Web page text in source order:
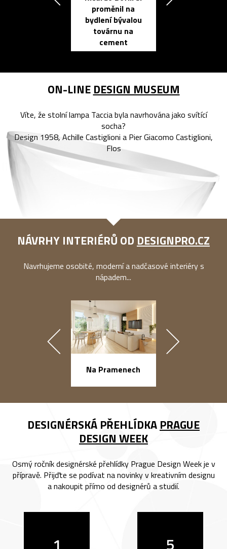
proměnil na
bydlení bývalou
továrnu na
cement
ON-LINE DESIGN MUSEUM
Víte, že stolní lampa Taccia byla navrhována jako svítící
socha?
Design 1958, Achille Castiglioni a Pier Giacomo Castiglioni,
Flos
NÁVRHY INTERIÉRŮ OD DESIGNPRO.CZ
Navrhujeme osobité, moderní a nadčasové interiéry s
nápadem...
Na Pramenech
DESIGNÉRSKÁ PŘEHLÍDKA PRAGUE
DESIGN WEEK
Osmý ročník designérské přehlídky Prague Design Week je v
přípravě. Přijďte se podívat na novinky v kreativním designu
a nakoupit přímo od designérů a studií.